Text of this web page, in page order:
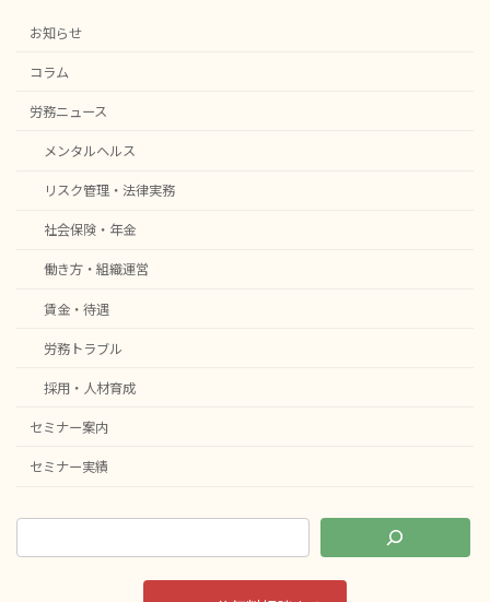
お知らせ
コラム
労務ニュース
メンタルヘルス
リスク管理・法律実務
社会保険・年金
働き方・組織運営
賃金・待遇
労務トラブル
採用・人材育成
セミナー案内
セミナー実績